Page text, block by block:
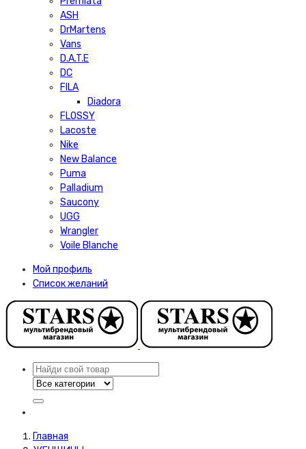
ASH
DrMartens
Vans
D.A.T.E
DC
FILA
Diadora
FLOSSY
Lacoste
Nike
New Balance
Puma
Palladium
Saucony
UGG
Wrangler
Voile Blanche
Мой профиль
Список желаний
Главная